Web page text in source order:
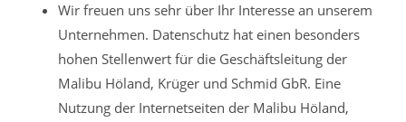
Wir freuen uns sehr über Ihr Interesse an unserem
Unternehmen. Datenschutz hat einen besonders
hohen Stellenwert für die Geschäftsleitung der
Malibu Höland, Krüger und Schmid GbR. Eine
Nutzung der Internetseiten der Malibu Höland,